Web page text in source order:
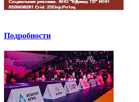
Подробности